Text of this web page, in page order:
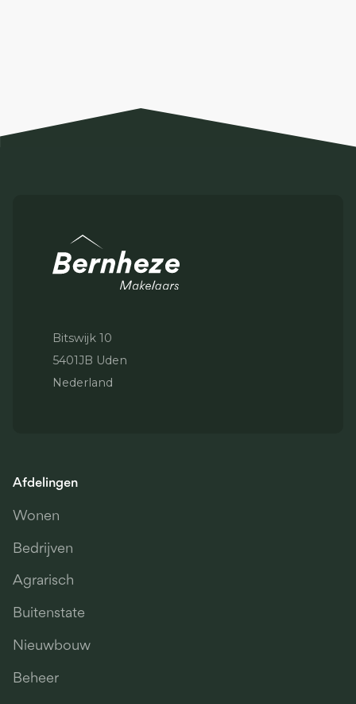
Bitswijk 10
5401JB Uden
Nederland
Afdelingen
Wonen
Bedrijven
Agrarisch
Buitenstate
Nieuwbouw
Beheer